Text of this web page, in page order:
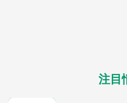
都道
注目